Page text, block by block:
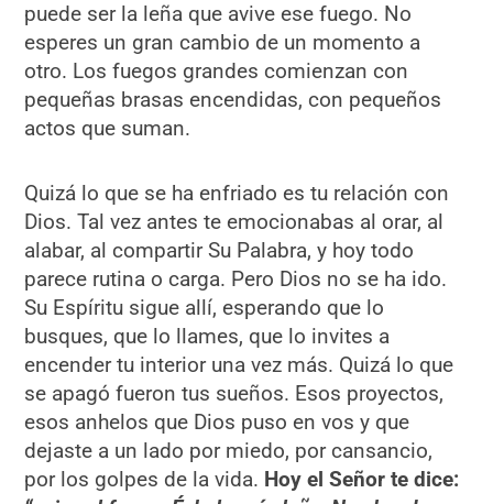
puede ser la leña que avive ese fuego. No
esperes un gran cambio de un momento a
otro. Los fuegos grandes comienzan con
pequeñas brasas encendidas, con pequeños
actos que suman.
Quizá lo que se ha enfriado es tu relación con
Dios. Tal vez antes te emocionabas al orar, al
alabar, al compartir Su Palabra, y hoy todo
parece rutina o carga. Pero Dios no se ha ido.
Su Espíritu sigue allí, esperando que lo
busques, que lo llames, que lo invites a
encender tu interior una vez más. Quizá lo que
se apagó fueron tus sueños. Esos proyectos,
esos anhelos que Dios puso en vos y que
dejaste a un lado por miedo, por cansancio,
por los golpes de la vida. Hoy el Señor te dice: